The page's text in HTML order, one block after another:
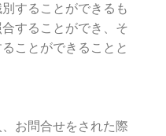
することができるも
することができ、そ
ことができることと
お問合せをされた際